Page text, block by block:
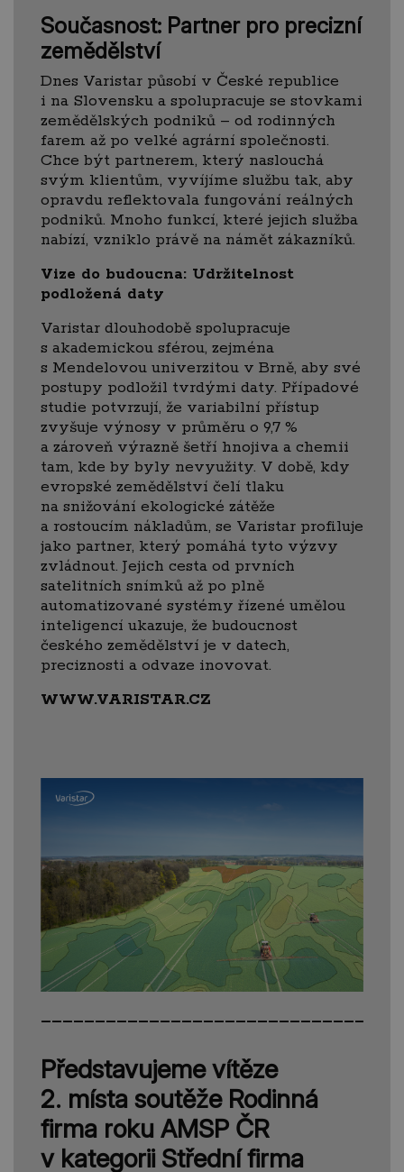
Současnost: Partner pro precizní
zemědělství
Dnes Varistar působí v České republice
i na Slovensku a spolupracuje se stovkami
zemědělských podniků – od rodinných
farem až po velké agrární společnosti.
Chce být partnerem, který naslouchá
svým klientům, vyvíjíme službu tak, aby
opravdu reflektovala fungování reálných
podniků. Mnoho funkcí, které jejich služba
nabízí, vzniklo právě na námět zákazníků.
Vize do budoucna: Udržitelnost
podložená daty
Varistar dlouhodobě spolupracuje
s akademickou sférou, zejména
s Mendelovou univerzitou v Brně, aby své
postupy podložil tvrdými daty. Případové
studie potvrzují, že variabilní přístup
zvyšuje výnosy v průměru o 9,7 %
a zároveň výrazně šetří hnojiva a chemii
tam, kde by byly nevyužity. V době, kdy
evropské zemědělství čelí tlaku
na snižování ekologické zátěže
a rostoucím nákladům, se Varistar profiluje
jako partner, který pomáhá tyto výzvy
zvládnout. Jejich cesta od prvních
satelitních snímků až po plně
automatizované systémy řízené umělou
inteligencí ukazuje, že budoucnost
českého zemědělství je v datech,
preciznosti a odvaze inovovat.
WWW.VARISTAR.CZ
Představujeme vítěze
2. místa soutěže Rodinná
firma roku AMSP ČR
v kategorii Střední firma